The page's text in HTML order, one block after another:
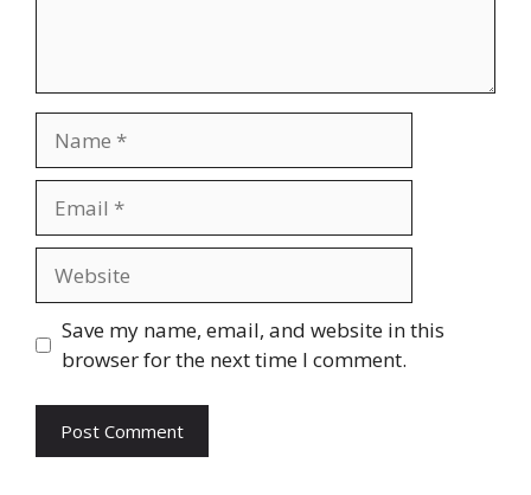
Save my name, email, and website in this
browser for the next time I comment.